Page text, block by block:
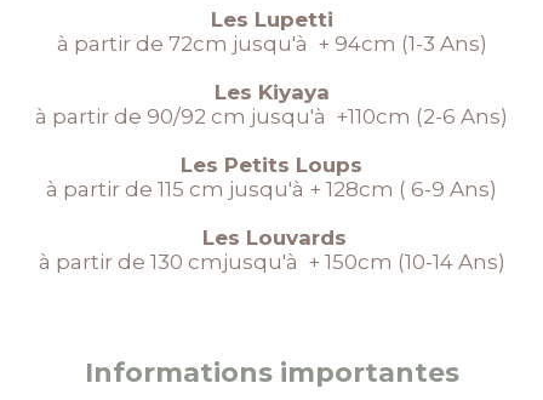
Les Lupetti
à partir de 72cm jusqu'à + 94cm (1-3 Ans)
Les Kiyaya
à partir de 90/92 cm jusqu'à +110cm (2-6 Ans)
Les Petits Loups
à partir de 115 cm jusqu'à + 128cm ( 6-9 Ans)
Les Louvards
à partir de 130 cmjusqu'à + 150cm (10-14 Ans)
Informations importantes